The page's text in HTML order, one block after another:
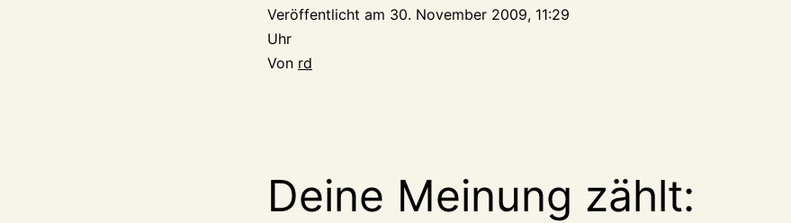
Veröffentlicht am 30. November 2009, 11:29
Uhr
Von rd
Deine Meinung zählt: